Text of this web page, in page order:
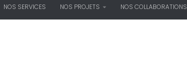
NOS SERVICES NOS PROJETS NOS COLLABORATIONS